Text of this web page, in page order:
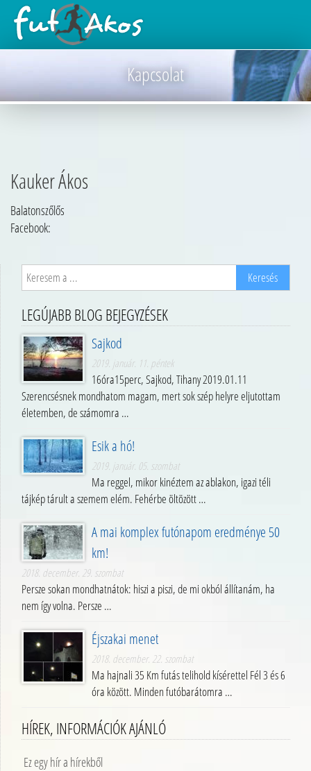
Kapcsolat
Kauker Ákos
Balatonszőlős
Facebook:
LEGÚJABB BLOG BEJEGYZÉSEK
Sajkod
2019. január. 11. péntek
16óra15perc, Sajkod, Tihany 2019.01.11
Szerencsésnek mondhatom magam, mert sok szép helyre eljutottam
életemben, de számomra …
Esik a hó!
2019. január. 05. szombat
Ma reggel, mikor kinéztem az ablakon, igazi téli
tájkép tárult a szemem elém. Fehérbe öltözött …
A mai komplex futónapom eredménye 50
km!
2018. december. 29. szombat
Persze sokan mondhatnátok: hiszi a piszi, de mi okból állítanám, ha
nem így volna. Persze …
Éjszakai menet
2018. december. 22. szombat
Ma hajnali 35 Km futás telihold kísérettel Fél 3 és 6
óra között. Minden futóbarátomra …
HÍREK, INFORMÁCIÓK AJÁNLÓ
Ez egy hír a hírekből